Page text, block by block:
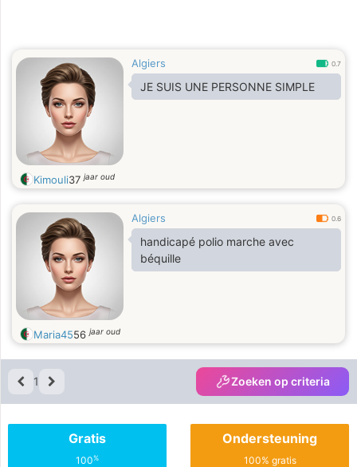
Algiers 0.7
JE SUIS UNE PERSONNE SIMPLE
Kimouli37jaar oud
Algiers 0.6
handicapé polio marche avec
béquille
Maria4556jaar oud
1 Zoeken op criteria
Gratis
100%
Ondersteuning
100% gratis